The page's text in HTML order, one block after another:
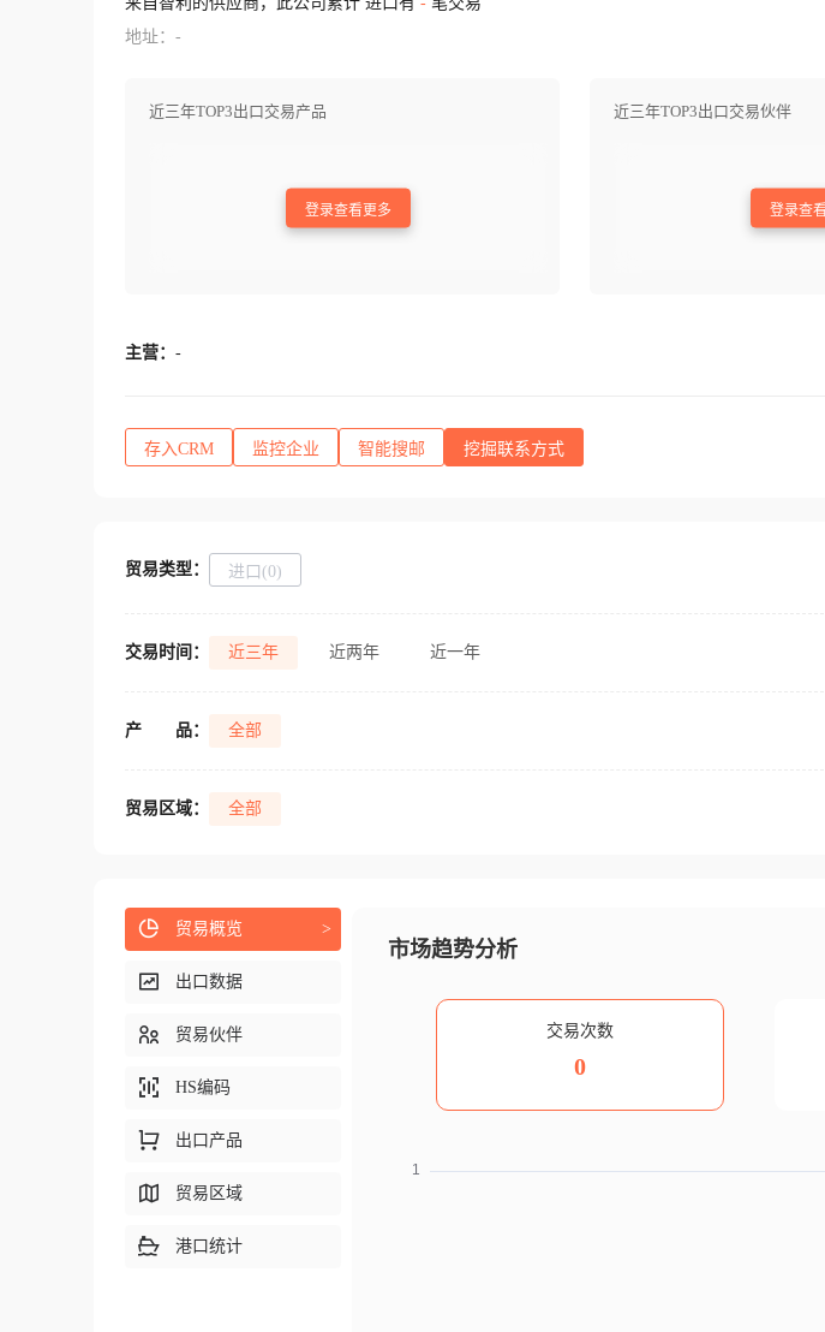
地址：-
近三年TOP3出口交易产品
登录查看更多
近三年TOP3出口交易伙伴
登录查
主营： -
存入CRM 监控企业 智能搜邮 挖掘联系方式
贸易类型： 进口(0)
交易时间： 近三年 近两年 近一年
产 品： 全部
贸易区域： 全部
市场趋势分析
交易次数
0
贸易概览 >
出口数据
贸易伙伴
HS编码
出口产品
贸易区域
港口统计